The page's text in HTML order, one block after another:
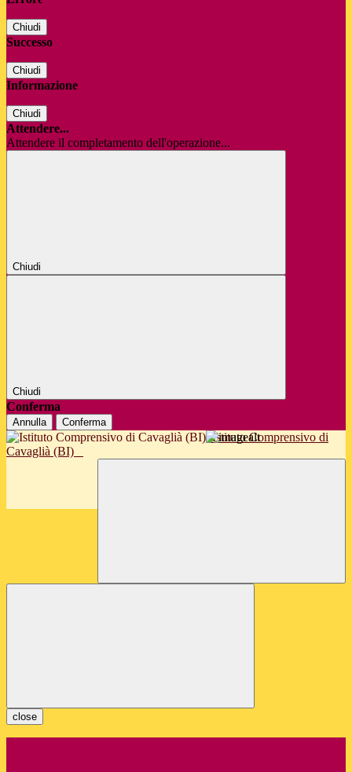
Chiudi
Successo
Chiudi
Informazione
Chiudi
Attendere...
Attendere il completamento dell'operazione...
Chiudi
Chiudi
Conferma
Annulla Conferma
Istituto Comprensivo di
Cavaglià (BI)
close